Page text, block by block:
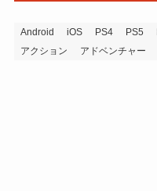
Android iOS PS4 PS5
アクション
アドベンチャー